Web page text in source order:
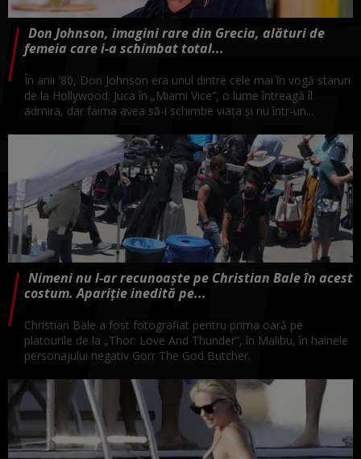
Don Johnson, imagini rare din Grecia, alături de
femeia care i-a schimbat total...
În anii '80, Don Johnson era unul dintre cele mai în vogă staruri
de la Hollywood. Juca în „Miami Vice”, o lume întreagă îl
admira, dar faima avea să-i schimbe viața și nu într-un...
Nimeni nu l-ar recunoaște pe Christian Bale în acest
costum. Apariție inedită pe...
Christian Bale a fost fotografiat pentru prima oară pe
platourile de la „Thor: Love And Thunder”, în Malibu, în hainele
personajului negativ Gorr The God Butcher.